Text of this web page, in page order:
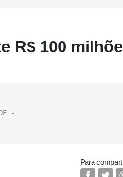
R$ 100
Para